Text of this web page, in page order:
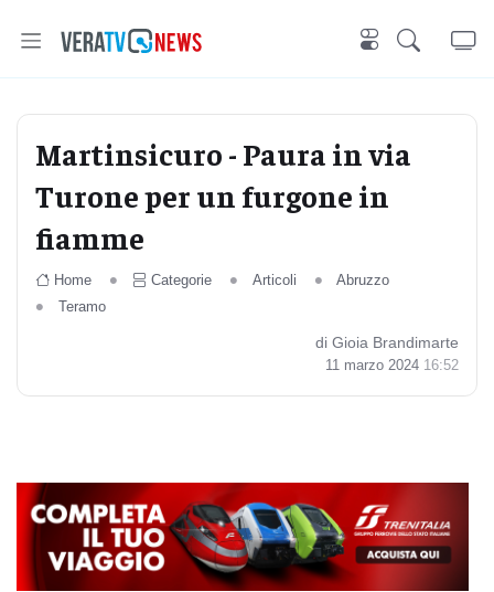
Martinsicuro - Paura in via
Turone per un furgone in
fiamme
Home Categorie Articoli
Abruzzo
Teramo
di Gioia Brandimarte
11 marzo 2024 16:52